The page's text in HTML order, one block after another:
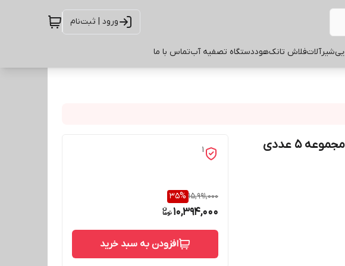
ورود | ثبت‌نام
شیرآلاتفلاش تانکهوددستگاه تصفیه آبتماس با ما
5 عددی 1
15,991,000
35%
10,394,000
افزودن به سبد خرید